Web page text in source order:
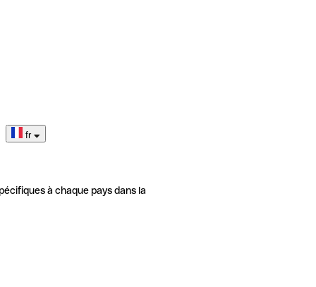
fr
à chaque pays dans la